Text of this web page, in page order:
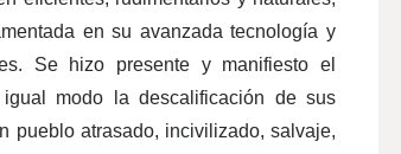
en su avanzada tecnología y
Se hizo presente y manifiesto el
modo la descalificación de sus
pueblo atrasado, incivilizado, salvaje,